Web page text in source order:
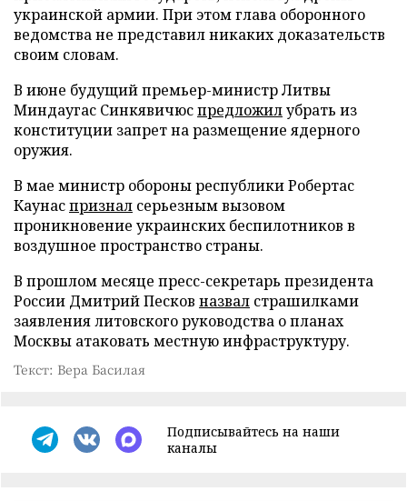
украинской армии. При этом глава оборонного
ведомства не представил никаких доказательств
своим словам.
В июне будущий премьер-министр Литвы
Миндаугас Синкявичюспредложилубрать из
конституции запрет на размещение ядерного
оружия.
В мае министр обороны республики Робертас
Каунаспризнал серьезным вызовом
проникновение украинских беспилотников в
воздушное пространство страны.
В прошлом месяце пресс-секретарь президента
России Дмитрий Песков назвал страшилками
заявления литовского руководства о планах
Москвы атаковать местную инфраструктуру.
Текст: Вера Басилая
Подписывайтесь на наши
каналы